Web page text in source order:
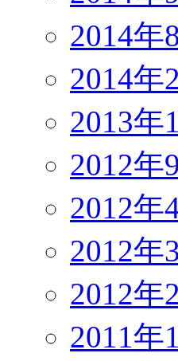
2014年
2014年
2013年
2012年
2012年
2012年
2012年
2011年